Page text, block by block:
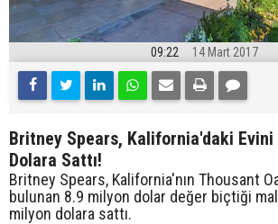
09:22 14 Mart 2017
Britney Spears, Kalifornia'daki Evini
Dolara Sattı!
Britney Spears, Kalifornia'nın Thousant
bulunan 8.9 milyon dolar değer biçtiği
milyon dolara sattı.